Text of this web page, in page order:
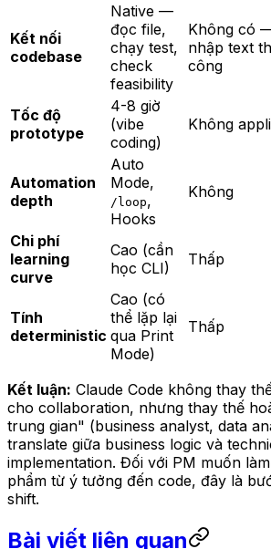
Kết nối
codebase
Native —
đọc file,
chạy test,
check
feasibility
Không có
nhập text
công
Tốc độ
prototype
4-8 giờ
(vibe
coding)
Không
Automation
depth
Auto
Mode,
/loop,
Hooks
Không
Chi phí
learning
curve
Cao (cần
học CLI)
Thấp
Tính
deterministic
Cao (có
thể lặp lại
qua Print
Mode)
Thấp
Kết luận: Claude Code không thay
cho collaboration, nhưng thay thế
trung gian" (business analyst, data
translate giữa business logic và
implementation. Đối với PM muốn
phẩm từ ý tưởng đến code, đây là
shift.
Bài viết liên quan